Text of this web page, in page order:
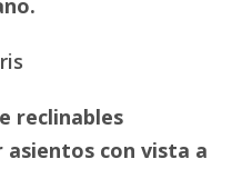
reclinables
asientos con vista a